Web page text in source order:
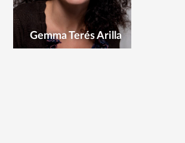
Gemma Terés Arilla